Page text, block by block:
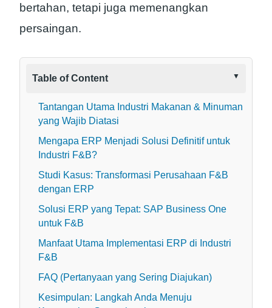
bertahan, tetapi juga memenangkan
persaingan.
Table of Content
Tantangan Utama Industri Makanan & Minuman
yang Wajib Diatasi
Mengapa ERP Menjadi Solusi Definitif untuk
Industri F&B?
Studi Kasus: Transformasi Perusahaan F&B
dengan ERP
Solusi ERP yang Tepat: SAP Business One
untuk F&B
Manfaat Utama Implementasi ERP di Industri
F&B
FAQ (Pertanyaan yang Sering Diajukan)
Kesimpulan: Langkah Anda Menuju